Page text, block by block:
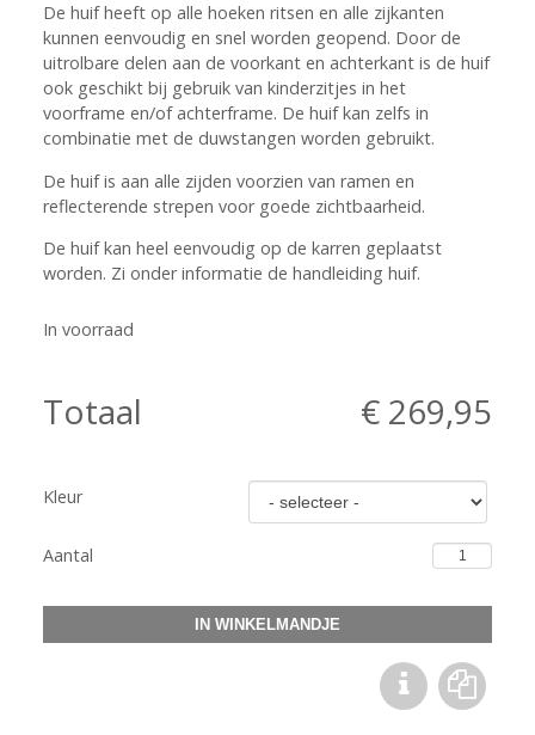
De huif heeft op alle hoeken ritsen en alle zijkanten
kunnen eenvoudig en snel worden geopend. Door de
uitrolbare delen aan de voorkant en achterkant is de huif
ook geschikt bij gebruik van kinderzitjes in het
voorframe en/of achterframe. De huif kan zelfs in
combinatie met de duwstangen worden gebruikt.
De huif is aan alle zijden voorzien van ramen en
reflecterende strepen voor goede zichtbaarheid.
De huif kan heel eenvoudig op de karren geplaatst
worden. Zi onderinformatie de handleiding huif.
In voorraad
Totaal € 269,95
Kleur
Aantal